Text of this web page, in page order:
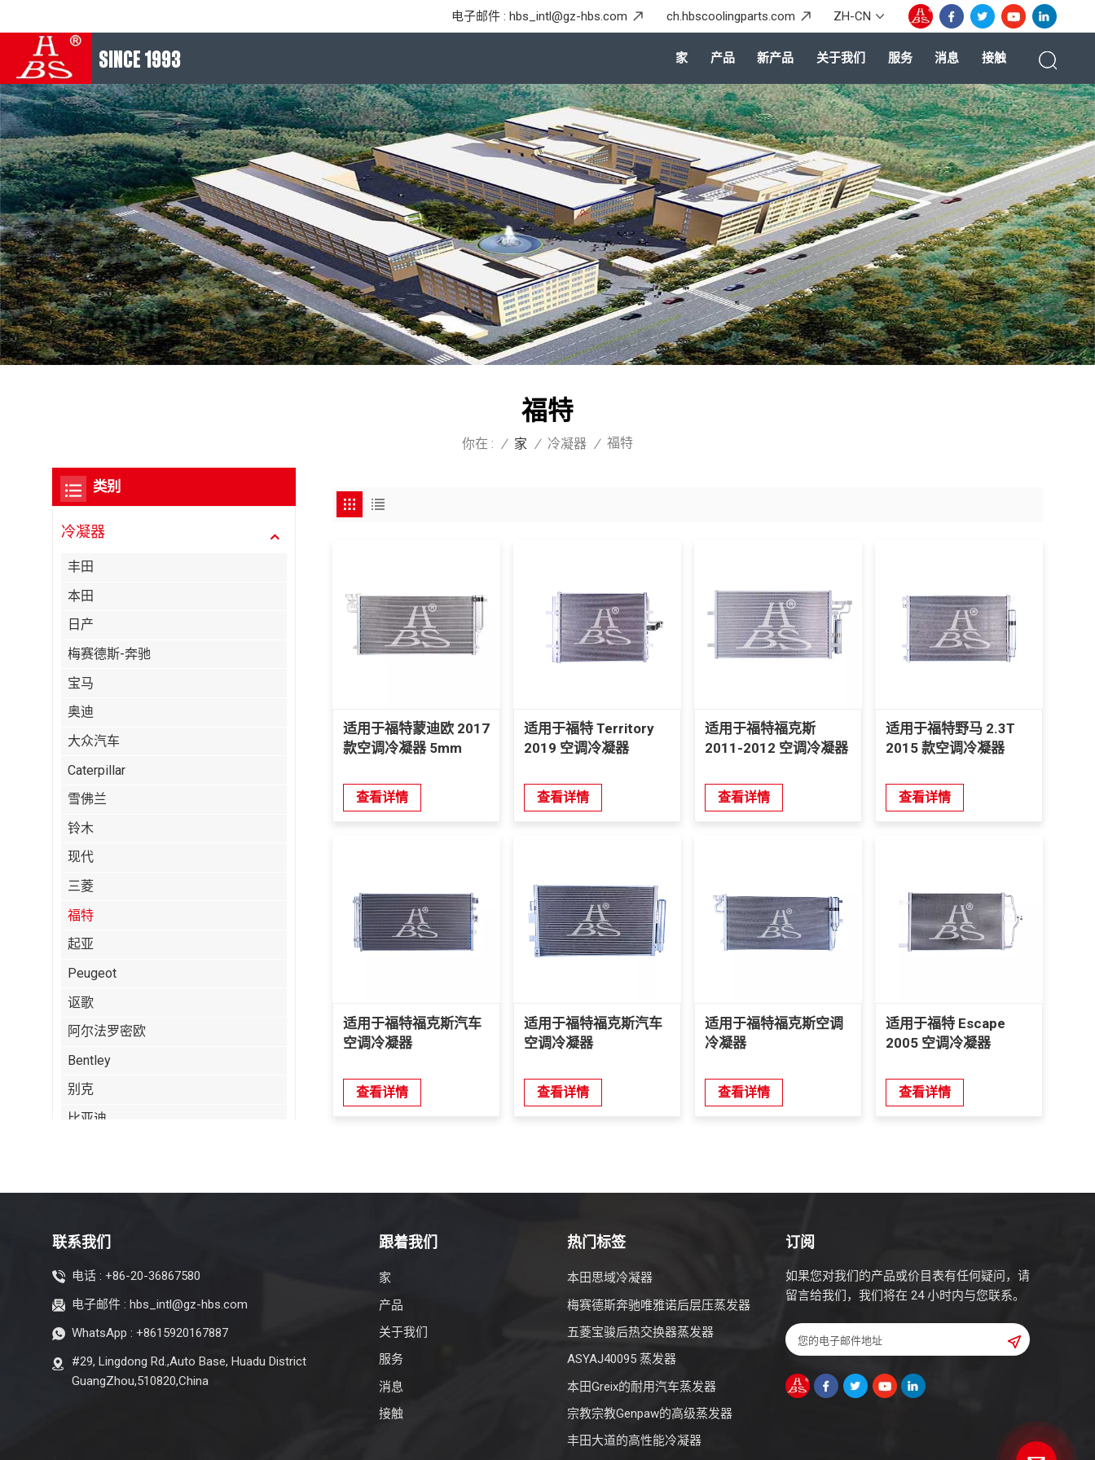
ZH-CN
电子邮件 :hbs_intl@gz-hbs.com ch.hbscoolingparts.com
SINCE 1993 家 产品 新产品 关于我们 服务 消息 接触
福特
你在 : / 家 / 冷凝器 / 福特
适用于福特蒙迪欧 2017
款空调冷凝器 5mm
查看详情
适用于福特 Territory
2019 空调冷凝器
查看详情
适用于福特福克斯
2011-2012 空调冷凝器
查看详情
适用于福特野马 2.3T
2015 款空调冷凝器
查看详情
适用于福特福克斯汽车
空调冷凝器
查看详情
适用于福特福克斯汽车
空调冷凝器
查看详情
适用于福特福克斯空调
冷凝器
查看详情
适用于福特 Escape
2005 空调冷凝器
查看详情
类别
冷凝器
丰田
本田
日产
梅赛德斯-奔驰
宝马
奥迪
大众汽车
Caterpillar
雪佛兰
铃木
现代
三菱
福特
起亚
Peugeot
讴歌
阿尔法罗密欧
Bentley
别克
比亚迪
Citroen
Land Rover
联系我们
电话 : +86-20-36867580
电子邮件 : hbs_intl@gz-hbs.com
WhatsApp : +8615920167887
#29, Lingdong Rd.,Auto Base, Huadu District
GuangZhou,510820,China
跟着我们
家
产品
关于我们
服务
消息
接触
热门标签
本田思域冷凝器
梅赛德斯奔驰唯雅诺后层压蒸发器
五菱宝骏后热交换器蒸发器
ASYAJ40095 蒸发器
本田Greix的耐用汽车蒸发器
宗教宗教Genpaw的高级蒸发器
丰田大道的高性能冷凝器
订阅
如果您对我们的产品或价目表有任何疑问，请
留言给我们，我们将在 24 小时内与您联系。